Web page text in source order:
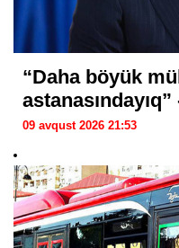
“Daha böyük
09 avqust 2026 21:53